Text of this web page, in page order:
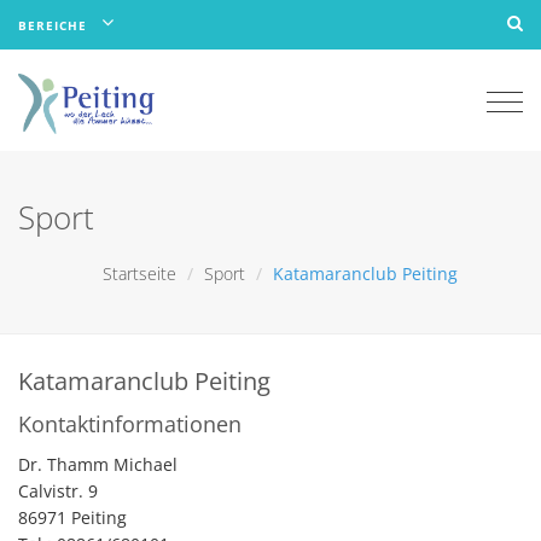
BEREICHE
Sport
Startseite Sport Katamaranclub Peiting
Katamaranclub Peiting
Kontaktinformationen
Dr. Thamm Michael
Calvistr. 9
86971 Peiting